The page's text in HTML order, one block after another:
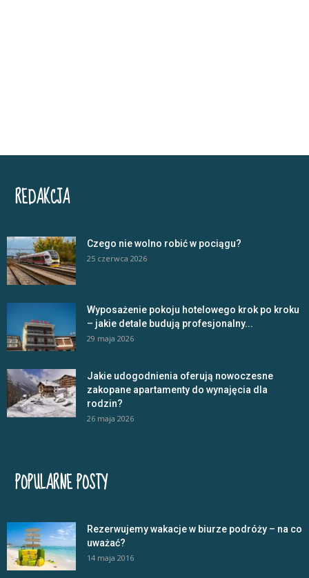
REDAKCJA
Czego nie wolno robić w pociągu?
25 czerwca 2026
Wyposażenie pokoju hotelowego krok po kroku
– jakie detale budują profesjonalny...
29 maja 2026
Jakie udogodnienia oferują nowoczesne
zakopane apartamenty do wynajęcia dla
rodzin?
26 maja 2026
POPULARNE POSTY
Rezerwujemy wakacje w biurze podróży – na co
uważać?
14 maja 2016